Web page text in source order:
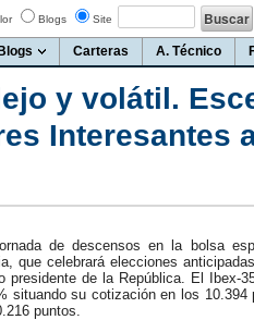
Blogs Site
Blogs Carteras A. Técnico
y volátil.
Interesantes
de descensos en la bolsa
que celebrará elecciones
presidente de la República. El Ibex-
situando su cotización en los
puntos.